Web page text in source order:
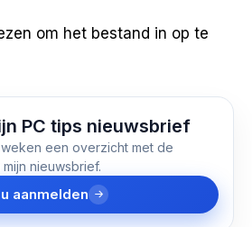
om het bestand in op te
PC tips nieuwsbrief
een overzicht met de
nieuwsbrief.
aanmelden